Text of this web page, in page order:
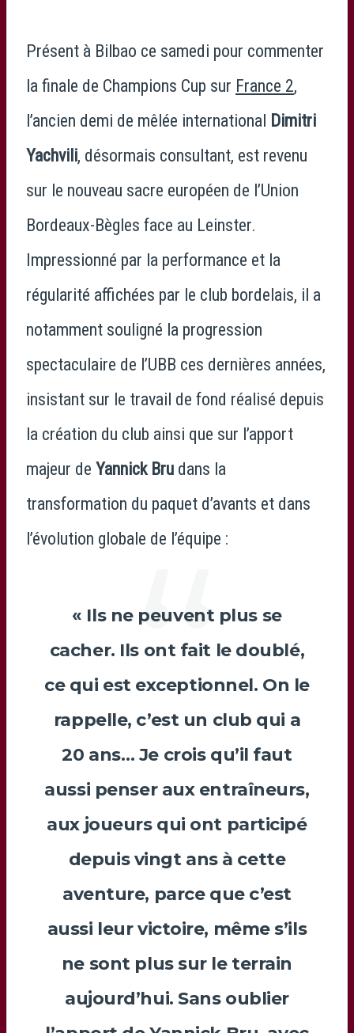
Présent à Bilbao ce samedi pour commenter
la finale de Champions Cup sur France 2,
l’ancien demi de mêlée international Dimitri
Yachvili, désormais consultant, est revenu
sur le nouveau sacre européen de l’Union
Bordeaux-Bègles face au Leinster.
Impressionné par la performance et la
régularité affichées par le club bordelais, il a
notamment souligné la progression
spectaculaire de l’UBB ces dernières années,
insistant sur le travail de fond réalisé depuis
la création du club ainsi que sur l’apport
majeur de Yannick Bru dans la
transformation du paquet d’avants et dans
l’évolution globale de l’équipe :
« Ils ne peuvent plus se
cacher. Ils ont fait le doublé,
ce qui est exceptionnel. On le
rappelle, c’est un club qui a
20 ans… Je crois qu’il faut
aussi penser aux entraîneurs,
aux joueurs qui ont participé
depuis vingt ans à cette
aventure, parce que c’est
aussi leur victoire, même s’ils
ne sont plus sur le terrain
aujourd’hui. Sans oublier